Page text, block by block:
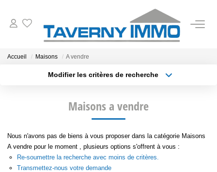
ESTIMATION
OUTILS
NOTRE AGENCE
CONTACT
Accueil Maisons A vendre
Modifier les critères de recherche
Budget max Plus de critères
Maisons a vendre
Nous n'avons pas de biens à vous proposer dans la catégorie Maisons
A vendre pour le moment , plusieurs options s'offrent à vous :
Re-soumettre la recherche avec moins de critères.
Transmettez-nous votre demande